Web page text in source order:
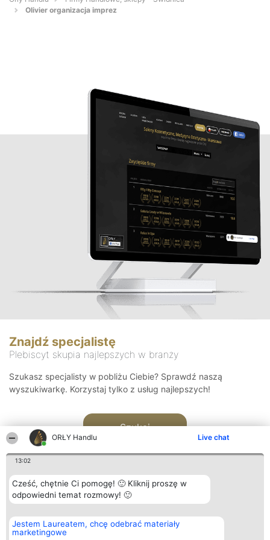
ORŁY Handlu Live chat
13:02
Cześć, chętnie Ci pomogę! 🙂 Kliknij proszę w
odpowiedni temat rozmowy! 🙂
Jestem Laureatem, chcę odebrać materiały
marketingowe
Olivier organizacja imprez
Znajdź specjalistę
Plebiscyt skupia najlepszych w branży
Szukasz specjalisty w pobliżu Ciebie? Sprawdź naszą
wyszukiwarkę. Korzystaj tylko z usług najlepszych!
Szukaj
Organizator plebiscytu
Bright Side Solutions sp. z o.
o. sp. k.
Plebiscyt
Laureaci
Kontakt
Kontakt